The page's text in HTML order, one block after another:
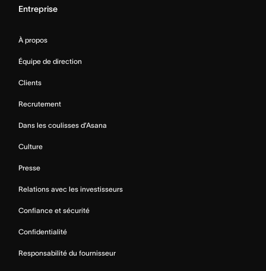
Entreprise
À propos
Équipe de direction
Clients
Recrutement
Dans les coulisses d’Asana
Culture
Presse
Relations avec les investisseurs
Confiance et sécurité
Confidentialité
Responsabilité du fournisseur